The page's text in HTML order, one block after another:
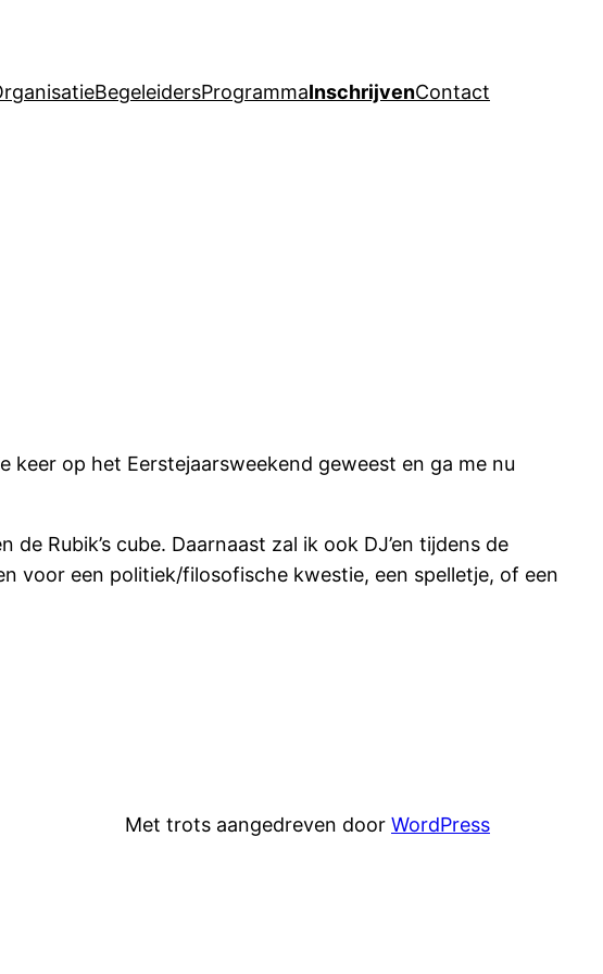
BegeleidersProgrammaInschrijvenContact
op het Eerstejaarsweekend geweest en ga me nu
Rubik’s cube. Daarnaast zal ik ook DJ’en tijdens de
voor een politiek/filosofische kwestie, een spelletje, of een
Met trots aangedreven door WordPress